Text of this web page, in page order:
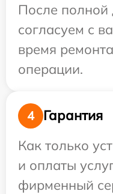
После полной
согласуем с
время
операции.
4
Гарантия
Как только
и оплаты
фирменный